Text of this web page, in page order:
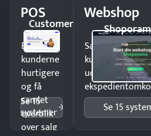
POS
Customer
1st
Ekspedér
kunderne
hurtigere
og få
samlet
overblik
over salg
Se 15
systemer
Webshop
Sælg produkter
kunder i hele
uden
Se 15